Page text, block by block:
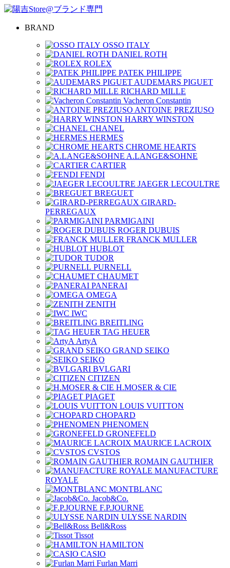
BRAND
OSSO ITALY
DANIEL ROTH
ROLEX
PATEK PHILIPPE
AUDEMARS PIGUET
RICHARD MILLE
Vacheron Constantin
ANTOINE PREZIUSO
HARRY WINSTON
CHANEL
HERMES
CHROME HEARTS
A.LANGE&SOHNE
CARTIER
FENDI
JAEGER LECOULTRE
BREGUET
GIRARD-
PERREGAUX
PARMIGAINI
ROGER DUBUIS
FRANCK MULLER
HUBLOT
TUDOR
PURNELL
CHAUMET
PANERAI
OMEGA
ZENITH
IWC
BREITLING
TAG HEUER
ArtyA
GRAND SEIKO
SEIKO
BVLGARI
CITIZEN
H.MOSER & CIE
PIAGET
LOUIS VUITTON
CHOPARD
PHENOMEN
GRONEFELD
MAURICE LACROIX
CVSTOS
ROMAIN GAUTHIER
MANUFACTURE
ROYALE
MONTBLANC
Jacob&Co.
F.P.JOURNE
ULYSSE NARDIN
Bell&Ross
Tissot
HAMILTON
CASIO
Furlan Marri